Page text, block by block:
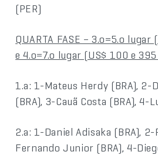
(PER)
QUARTA FASE – 3.o=5.o
e 4.o=7.o lugar (US$ 100 e
1.a: 1-Mateus Herdy (BRA), 2-
(BRA), 3-Cauã Costa (BRA), 4-
2.a: 1-Daniel Adisaka (BRA), 2-
Fernando Junior (BRA), 4-